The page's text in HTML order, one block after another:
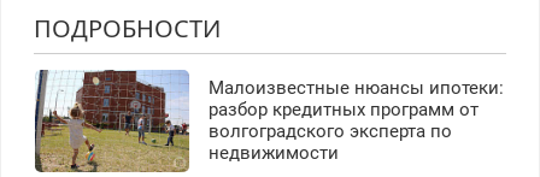
ПОДРОБНОСТИ
Малоизвестные нюансы ипотеки:
разбор кредитных программ от
волгоградского эксперта по
недвижимости